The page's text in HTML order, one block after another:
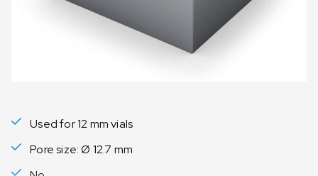
Used for 12 mm vials
Pore size: Ø 12.7 mm